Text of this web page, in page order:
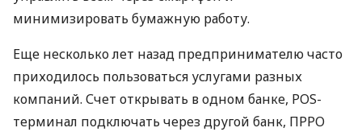
минимизировать бумажную работу.
Еще несколько лет назад предпринимателю часто
приходилось пользоваться услугами разных
компаний. Счет открывать в одном банке, POS-
терминал подключать через другой банк, ПРРО